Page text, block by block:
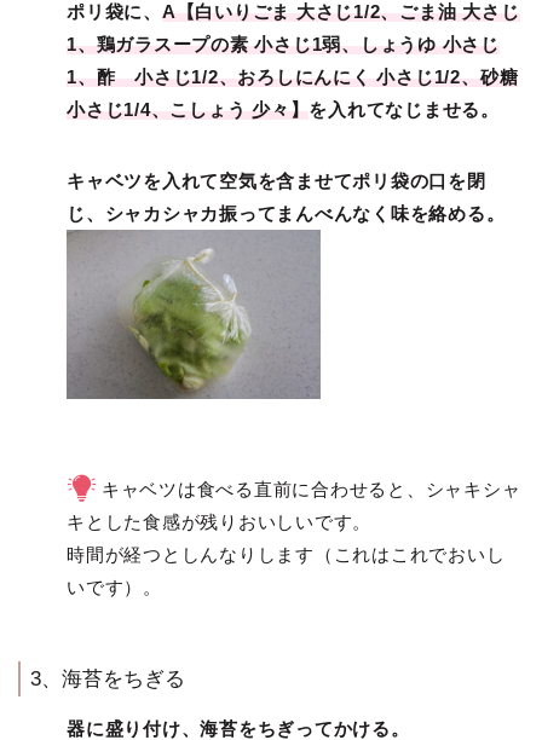
ポリ袋に、 A【白いりごま 大さじ1/2、ごま油 大さじ
1、鶏ガラスープの素 小さじ1弱、しょうゆ 小さじ
1、酢 小さじ1/2、おろしにんにく 小さじ1/2、砂糖
小さじ1/4、こしょう 少々】 を入れてなじませる。
キャベツを入れて空気を含ませてポリ袋の口を閉
じ、シャカシャカ振ってまんべんなく味を絡める。
キャベツは食べる直前に合わせると、シャキシャ
キとした食感が残りおいしいです。
時間が経つとしんなりします（これはこれでおいし
いです）。
3、海苔をちぎる
器に盛り付け、海苔をちぎってかける。